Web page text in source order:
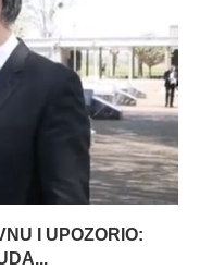
I UPOZORIO: